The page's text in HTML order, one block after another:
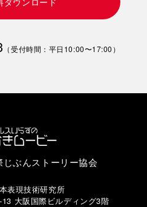
（受付時間：平日10:00〜17:00）
ぶんストーリー協会
表現技術研究所
大阪国際ビルディング3階